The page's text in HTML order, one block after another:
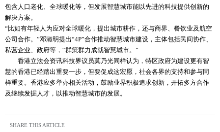
包含人口老化、全球暖化等，但发展智慧城市能以先进的科技提供创新的
解决方案。
“比如有年轻人为应对全球暖化，提出城市耕作，还与商界、餐饮业及航空
公司合作。”邓淑明提出“4P”合作推动智慧城市建设，主体包括民间协作、
私营企业、政府等，“群策群力成就智慧城市。”
香港立法会资讯科技界议员莫乃光同样认为，特区政府为建设更有智
慧的香港已经踏出重要一步，但要促成这宏愿，社会各界的支持和参与同
样重要。香港应多举办相关活动，鼓励业界积极追求创新，开拓多方合作
及继续发掘人才，以推动智慧城市的发展。
SHARE THIS ARTICLE